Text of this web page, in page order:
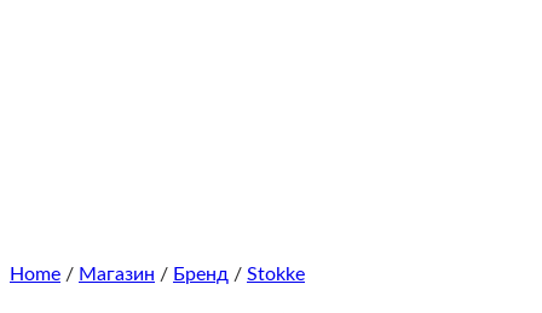
Home / Магазин / Бренд / Stokke